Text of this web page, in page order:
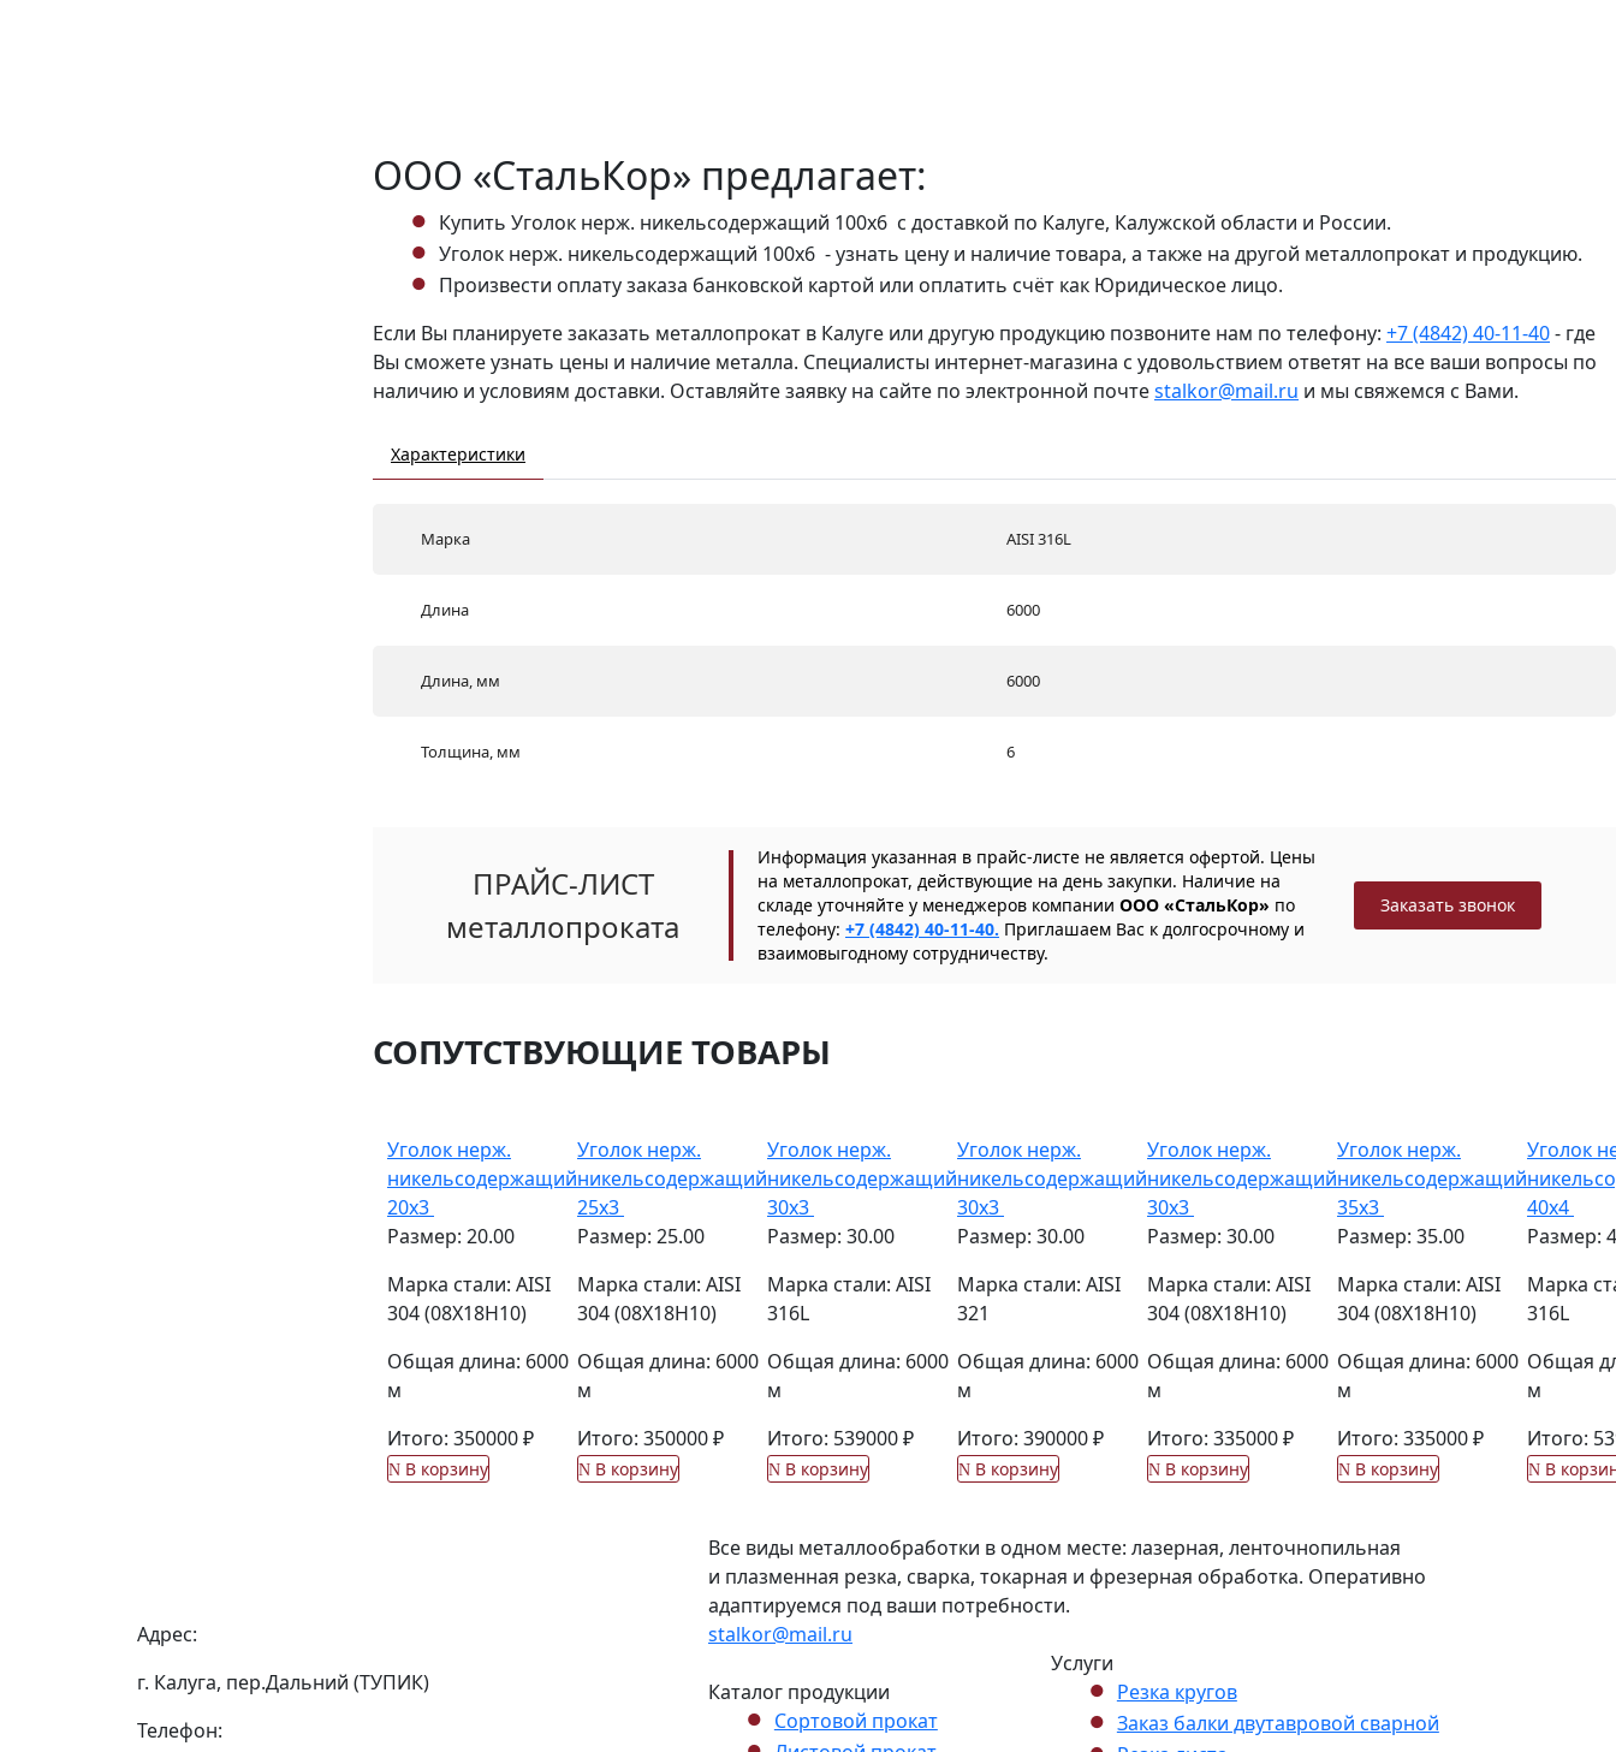
ООО «СтальКор» предлагает:
Купить Уголок нерж. никельсодержащий 100х6 с доставкой по Калуге, Калужской области и России.
Уголок нерж. никельсодержащий 100х6 - узнать цену и наличие товара, а также на другой металлопрокат и продукцию.
Произвести оплату заказа банковской картой или оплатить счёт как Юридическое лицо.
Если Вы планируете заказать металлопрокат в Калуге или другую продукцию позвоните нам по телефону: +7 (4842) 40-11-40- где
Вы сможете узнать цены и наличие металла. Специалисты интернет-магазина с удовольствием ответят на все ваши вопросы по
наличию и условиям доставки. Оставляйте заявку на сайте по электронной почтеstalkor@mail.ru и мы свяжемся с Вами.
Характеристики
Марка AISI 316L
Длина 6000
Длина, мм 6000
Толщина, мм 6
ПРАЙС-ЛИСТ
металлопроката
Информация указанная в прайс-листе не является офертой. Цены
на металлопрокат, действующие на день закупки. Наличие на
складе уточняйте у менеджеров компании ООО «СтальКор» по
телефону: +7 (4842) 40-11-40. Приглашаем Вас к долгосрочному и
взаимовыгодному сотрудничеству.
Заказать звонок
СОПУТСТВУЮЩИЕ ТОВАРЫ
Уголок нерж.
никельсодержащий
20х3
Размер: 20.00
Марка стали: AISI
304 (08Х18Н10)
Общая длина: 6000
м
Итого: 350000 ₽
В корзину
Уголок нерж.
никельсодержащий
25х3
Размер: 25.00
Марка стали: AISI
304 (08Х18Н10)
Общая длина: 6000
м
Итого: 350000 ₽
В корзину
Уголок нерж.
никельсодержащий
30х3
Размер: 30.00
Марка стали: AISI
316L
Общая длина: 6000
м
Итого: 539000 ₽
В корзину
Уголок нерж.
никельсодержащий
30х3
Размер: 30.00
Марка стали: AISI
321
Общая длина: 6000
м
Итого: 390000 ₽
В корзину
Уголок нерж.
никельсодержащий
30х3
Размер: 30.00
Марка стали: AISI
304 (08Х18Н10)
Общая длина: 6000
м
Итого: 335000 ₽
В корзину
Уголок нерж.
никельсодержащий
35х3
Размер: 35.00
Марка стали: AISI
304 (08Х18Н10)
Общая длина: 6000
м
Итого: 335000 ₽
В корзину
Уголок
40х4
Размер:
Марка
316L
Общая
м
Итого:
В
Все виды металлообработки в одном месте: лазерная, ленточнопильная
и плазменная резка, сварка, токарная и фрезерная обработка. Оперативно
адаптируемся под ваши потребности.
Адрес:
г. Калуга, пер.Дальний (ТУПИК)
Телефон:
stalkor@mail.ru
Каталог продукции
Сортовой прокат
Услуги
Резка кругов
Заказ балки двутавровой сварной